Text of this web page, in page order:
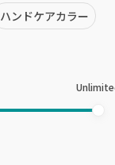
ハンドケアカラー